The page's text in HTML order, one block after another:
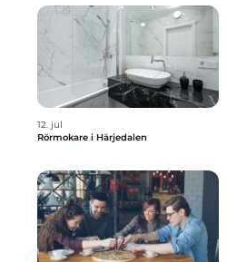
12. jul
Rörmokare i Härjedalen